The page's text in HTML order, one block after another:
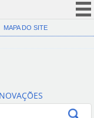
(COVID-19)
Canais
MAPA DO SITE